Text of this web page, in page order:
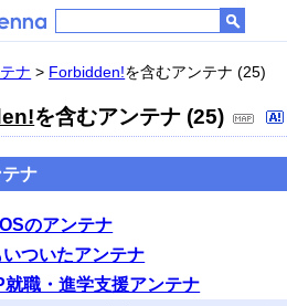
ナ > Forbidden!を含むアンテナ (25)
を含むアンテナ (25)
ナ
のアンテナ
いついたアンテナ
就職・進学支援アンテナ